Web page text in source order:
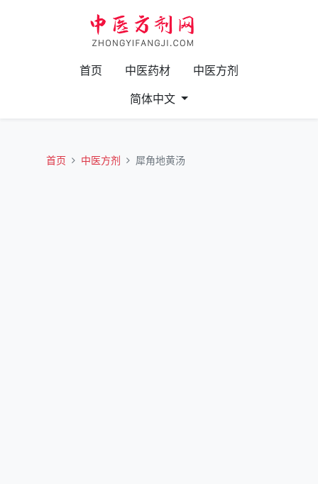
首页 中医药材
中医方剂
简体中文
首页 中医方剂 犀角地黄汤